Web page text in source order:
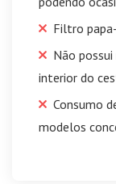
Filtro
Não
interior do
Consumo
modelos